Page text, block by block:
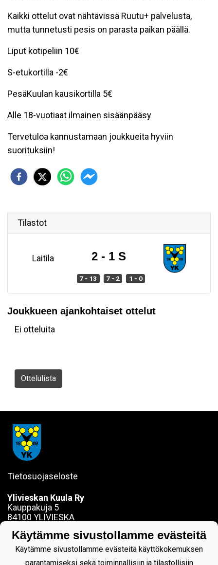
Kaikki ottelut ovat nähtävissä Ruutu+ palvelusta,
mutta tunnetusti pesis on parasta paikan päällä.
Liput kotipeliin 10€
S-etukortilla -2€
PesäKuulan kausikortilla 5€
Alle 18-vuotiaat ilmainen sisäänpääsy
Tervetuloa kannustamaan joukkueita hyviin
suorituksiin!
Tilastot
Laitila 2 - 1 S
7 - 13 7 - 2 1 - 0
Joukkueen ajankohtaiset ottelut
Ei otteluita
Ottelulista
Tietosuojaseloste
Ylivieskan Kuula Ry
Kauppakuja 5
84100 YLIVIESKA
0442354684
Y-tunnus: 0190563-7
Käytämme sivustollamme evästeitä
Käytämme sivustollamme evästeitä käyttökokemuksen
parantamiseksi sekä toiminnallisiin ja tilastollisiin